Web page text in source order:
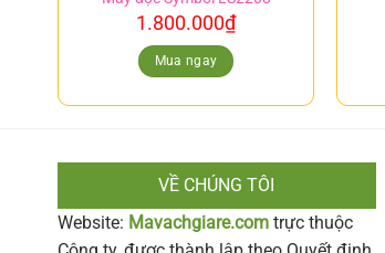
1.800.000₫
Mua ngay
VỀ CHÚNG TÔI
Website: Mavachgiare.com trực thuộc